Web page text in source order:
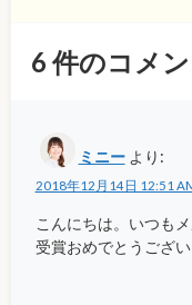
6件のコメン
ミニー より:
2018年12月14日 12:51
こんにちは。いつも
受賞おめでとうござい